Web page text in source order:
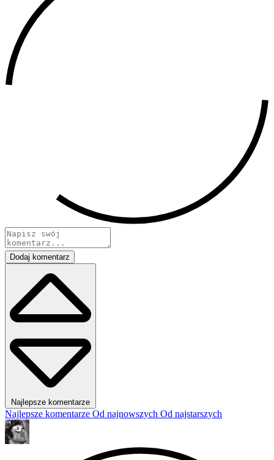
Dodaj komentarz
Najlepsze komentarze
Najlepsze komentarze Od najnowszych Od najstarszych